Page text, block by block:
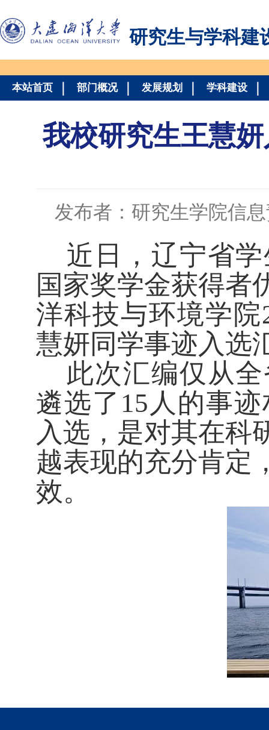
研究生与学科建
本站首页 部门概况 发展规划 学科建设
我校研究生王慧
发布者：研究生学院信
近日，辽宁省学
国家奖学金获得者
洋科技与环境学院
慧妍同学事迹入选
此次汇编仅从全
遴选了 15人的事
入选，是对其在科
越表现的充分肯定
效。